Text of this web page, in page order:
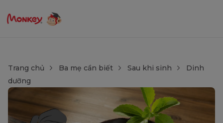
Trang chủ Ba mẹ cần biết Sau khi sinh
Dinh
dưỡng